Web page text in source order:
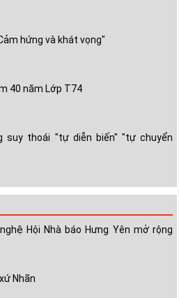
hứng và khát vọng"
40 năm Lớp T74
suy thoái "tự diễn biến" "tự chuyển
Hội Nhà báo Hưng Yên mở rộng
Nhãn